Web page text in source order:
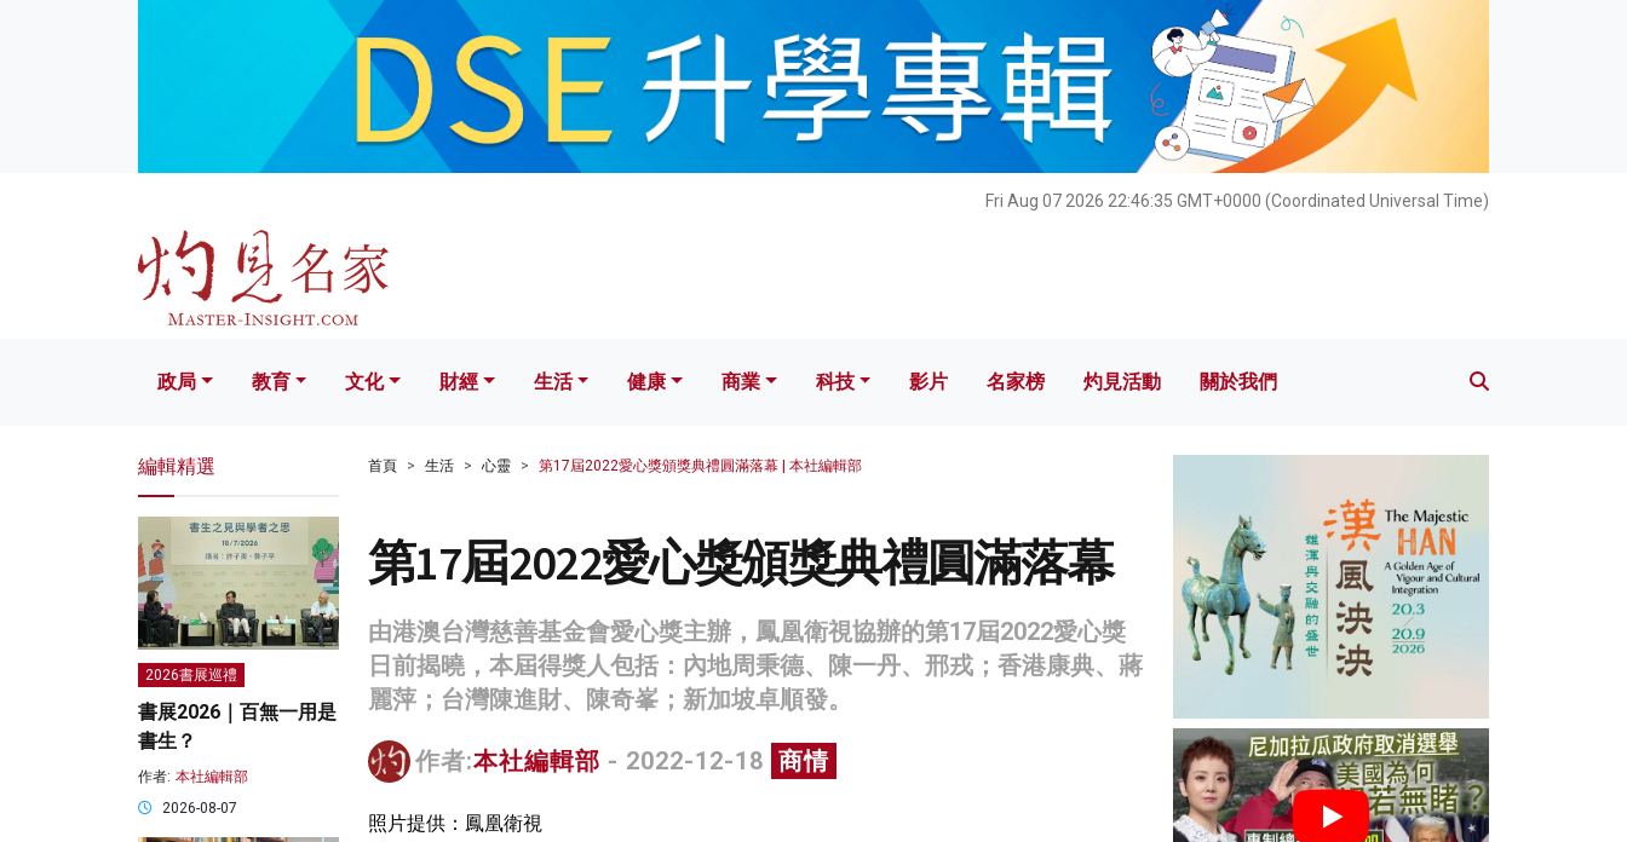
Fri Aug 07 2026 22:46:37 GMT+0000 (Coordinated Universal Time)
文化 財經 生活 健康 科技 影片 名家榜 灼見活動 關於我們
政局 教育 文化 財經 生活 健康 商業 科技 影片 名家榜 灼見活動 關於我們
首頁 生活 心靈 第17屆2022愛心獎頒獎典禮圓滿落幕 | 本社編輯部
第17屆2022愛心獎頒獎典禮圓滿落幕
由港澳台灣慈善基金會愛心獎主辦，鳳凰衛視協辦的第17屆2022愛心獎
日前揭曉，本屆得獎人包括：內地周秉德、陳一丹、邢戎；香港康典、蔣
麗萍；台灣陳進財、陳奇峯；新加坡卓順發。
作者:本社編輯部 - 2022-12-18 商情
照片提供：鳳凰衛視
編輯精選
2026書展巡禮
書展2026｜百無一用是
書生？
作者: 本社編輯部
2026-08-07